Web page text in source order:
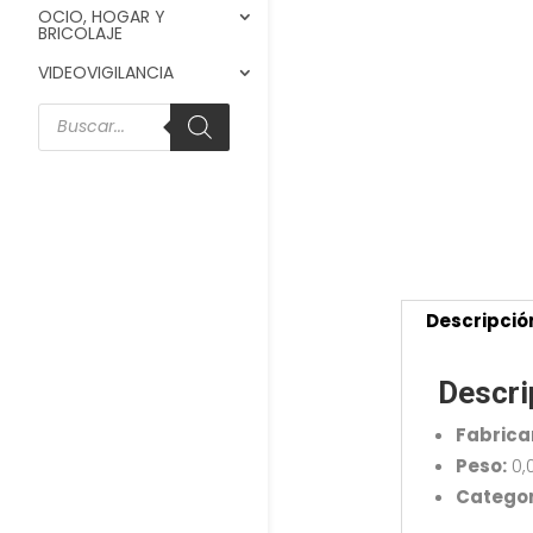
OCIO, HOGAR Y
BRICOLAJE
VIDEOVIGILANCIA
Búsqueda
de
Peso: